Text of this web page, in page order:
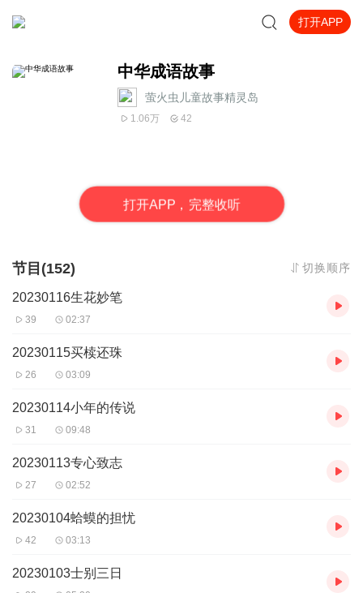
打开APP
中华成语故事
萤火虫儿童故事精灵岛
1.06万 42
打开APP，完整收听
节目(152) 切换顺序
20230116生花妙笔
39 02:37
20230115买椟还珠
26 03:09
20230114小年的传说
31 09:48
20230113专心致志
27 02:52
20230104蛤蟆的担忧
42 03:13
20230103士别三日